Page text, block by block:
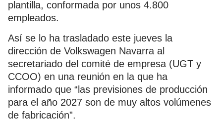
plantilla, conformada por unos 4.800
empleados.
Así se lo ha trasladado este jueves la
dirección de Volkswagen Navarra al
secretariado del comité de empresa (UGT y
CCOO) en una reunión en la que ha
informado que “las previsiones de producción
para el año 2027 son de muy altos volúmenes
de fabricación”.